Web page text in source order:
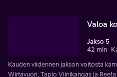
Valoa
Jakso 5
42 min
Kauden viidennen jakson voitosta
Wirtavuori, Tapio Viinikangas ja